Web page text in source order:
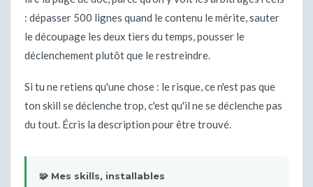
: dépasser 500 lignes quand le contenu le mérite, sauter
le découpage les deux tiers du temps, pousser le
déclenchement plutôt que le restreindre.
Si tu ne retiens qu'une chose : le risque, ce n'est pas que
ton skill se déclenche trop, c'est qu'il ne se déclenche pas
du tout. Écris la description pour être trouvé.
🧩 Mes skills, installables